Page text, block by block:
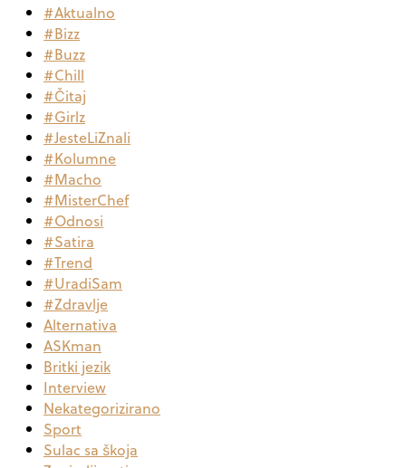
#Aktualno
#Bizz
#Buzz
#Chill
#Čitaj
#Girlz
#JesteLiZnali
#Kolumne
#Macho
#MisterChef
#Odnosi
#Satira
#Trend
#UradiSam
#Zdravlje
Alternativa
ASKman
Britki jezik
Interview
Nekategorizirano
Sport
Sulac sa škoja